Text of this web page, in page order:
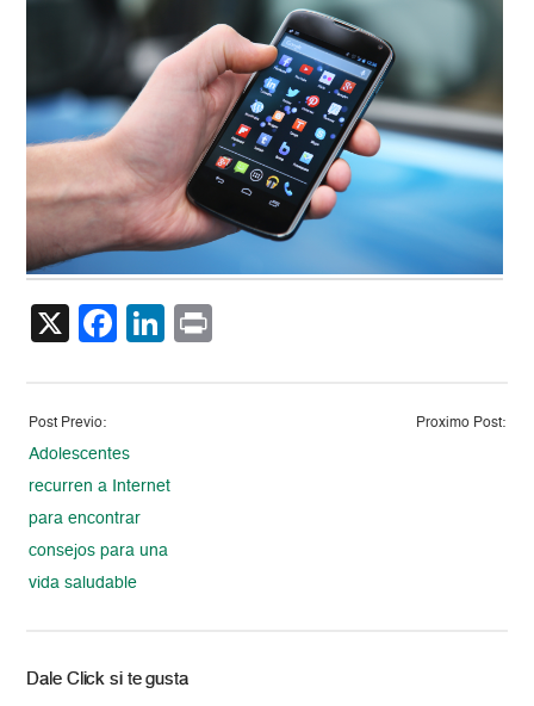
X Facebook
LinkedIn
Post Previo:
Adolescentes
recurren a Internet
para encontrar
consejos para una
vida saludable
Proximo Post:
Dale Click si te gusta